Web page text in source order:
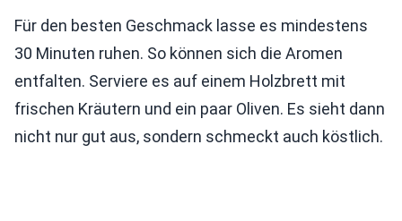
Für den besten Geschmack lasse es mindestens
30 Minuten ruhen. So können sich die Aromen
entfalten. Serviere es auf einem Holzbrett mit
frischen Kräutern und ein paar Oliven. Es sieht dann
nicht nur gut aus, sondern schmeckt auch köstlich.